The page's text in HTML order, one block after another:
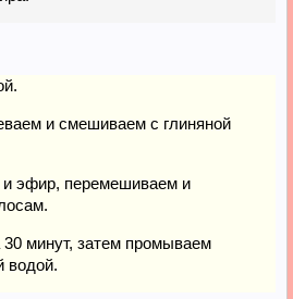
и смешиваем с глиняной
эфир, перемешиваем и
минут, затем промываем
водой.